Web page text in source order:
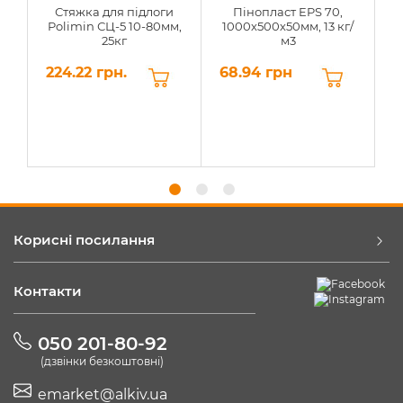
Стяжка для підлоги
Polimin СЦ-5 10-80мм,
25кг
224.22 грн.
Пінопласт EPS 70,
1000х500х50мм, 13 кг/
м3
68.94 грн
Корисні посилання
Контакти
050 201-80-92
(дзвінки безкоштовні)
emarket@alkiv.ua